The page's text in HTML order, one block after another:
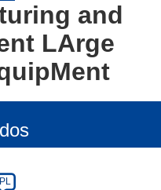
and
LArge
PL